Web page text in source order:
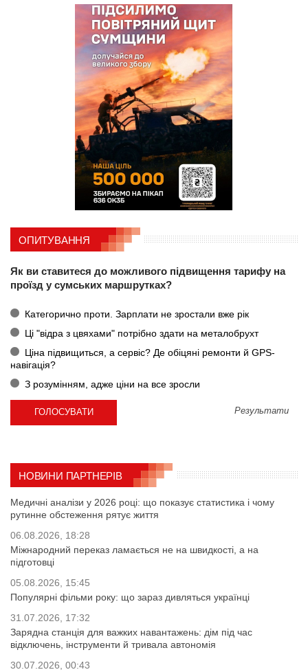
ОПИТУВАННЯ
Як ви ставитеся до можливого підвищення тарифу на
проїзд у сумських маршрутках?
Категорично проти. Зарплати не зростали вже рік
Ці "відра з цвяхами" потрібно здати на металобрухт
Ціна підвищиться, а сервіс? Де обіцяні ремонти й GPS-
навігація?
З розумінням, адже ціни на все зросли
Результати
НОВИНИ ПАРТНЕРІВ
Медичні аналізи у 2026 році: що показує статистика і чому
рутинне обстеження рятує життя
06.08.2026, 18:28
Міжнародний переказ ламається не на швидкості, а на
підготовці
05.08.2026, 15:45
Популярні фільми року: що зараз дивляться українці
31.07.2026, 17:32
Зарядна станція для важких навантажень: дім під час
відключень, інструменти й тривала автономія
30.07.2026, 00:43